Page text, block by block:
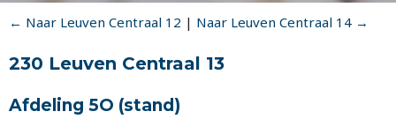
← Naar Leuven Centraal 12 | Naar Leuven Centraal 14 →
230 Leuven Centraal 13
Afdeling 5O (stand)